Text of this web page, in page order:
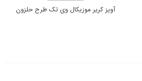
آویز کریر موزیکال وی تک طرح حلزون